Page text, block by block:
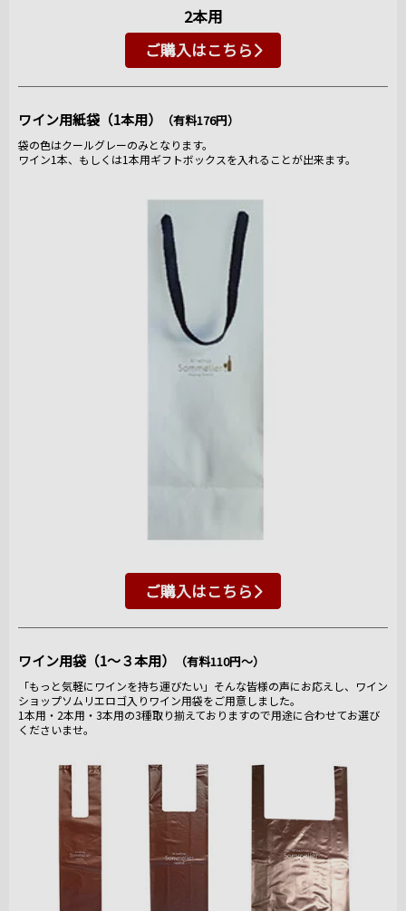
2本用
ご購入はこちら
ワイン用紙袋（1本用） （有料176円）
袋の色はクールグレーのみとなります。
ワイン1本、もしくは1本用ギフトボックスを入れることが出来ます。
ご購入はこちら
ワイン用袋（1～３本用） （有料110円～）
「もっと気軽にワインを持ち運びたい」そんな皆様の声にお応えし、ワイン
ショップソムリエロゴ入りワイン用袋をご用意しました。
1本用・2本用・3本用の3種取り揃えておりますので用途に合わせてお選び
くださいませ。